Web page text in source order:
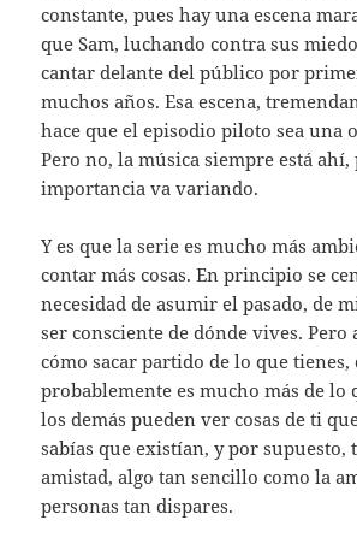
constante, pues hay una escena
que Sam, luchando contra sus
cantar delante del público por
muchos años. Esa escena,
hace que el episodio piloto sea una
Pero no, la música siempre está ahí,
importancia va variando.
Y es que la serie es mucho más
contar más cosas. En principio se
necesidad de asumir el pasado, de
ser consciente de dónde vives. Pero
cómo sacar partido de lo que tienes,
probablemente es mucho más de lo
los demás pueden ver cosas de ti
sabías que existían, y por supuesto,
amistad, algo tan sencillo como la
personas tan dispares.